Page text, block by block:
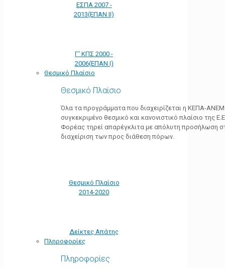
ΕΣΠΑ 2007 -
2013(ΕΠΑΝ ΙΙ)
Γ' ΚΠΣ 2000 -
2006(ΕΠΑΝ Ι)
Θεσμικό Πλαίσιο
Θεσμικό Πλαίσιο
Όλα τα προγράμματα που διαχειρίζεται η ΚΕΠΑ-
συγκεκριμένο θεσμικό και κανονιστικό πλαίσιο της
Φορέας τηρεί απαρέγκλιτα με απόλυτη προσήλωση
διαχείριση των προς διάθεση πόρων.
Θεσμικό Πλαίσιο
2014-2020
Δείκτες Απάτης
Πληροφορίες
Πληροφορίες